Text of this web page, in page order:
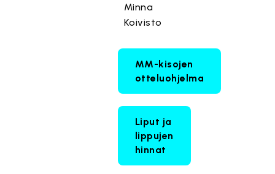
Minna
Koivisto
MM-kisojen
otteluohjelma
Liput ja
lippujen
hinnat